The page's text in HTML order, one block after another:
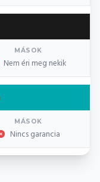
Nem éri meg nekik
Nincs garancia